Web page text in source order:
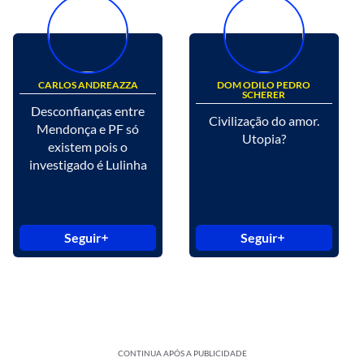
CARLOS ANDREAZZA
Desconfianças entre
Mendonça e PF só
existem pois o
investigado é Lulinha
Seguir
DOM ODILO PEDRO
SCHERER
Civilização do amor.
Utopia?
Seguir
CONTINUA APÓS A PUBLICIDADE